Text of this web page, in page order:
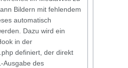
Bildern mit fehlendem
automatisch
Dazu wird ein
in der
definiert, der direkt
Ausgabe des